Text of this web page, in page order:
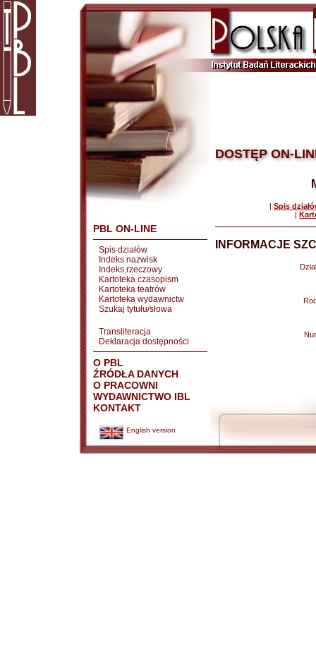
PBL ON-LINE
Spis działów
Indeks nazwisk
Indeks rzeczowy
Kartoteka czasopism
Kartoteka teatrów
Kartoteka wydawnictw
Szukaj tytułu/słowa
Transliteracja
Deklaracja dostępności
O PBL
ŹRÓDŁA DANYCH
O PRACOWNI
WYDAWNICTWO IBL
KONTAKT
English version
DOSTĘP ON-
| Spis
|
INFORMACJE